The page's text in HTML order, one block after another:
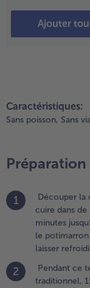
Ajouter
le
à 175 °C
moules à
ou plats
et
œufs, le
et une
de sel
d’un
Caractéristiques:
Sans poisson, Sans
Préparation
1
Découper la
cuire dans de
minutes
le
laisser
2
Pendant ce
traditionnel,